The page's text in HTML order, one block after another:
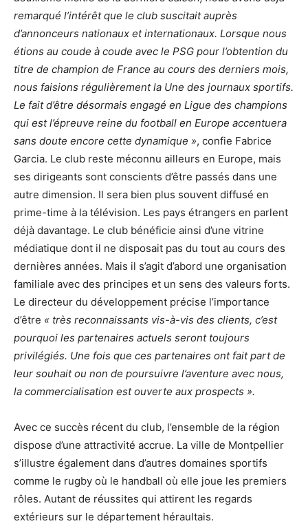
remarqué l’intérêt que le club suscitait auprès
d’annonceurs nationaux et internationaux. Lorsque nous
étions au coude à coude avec le PSG pour l’obtention du
titre de champion de France au cours des derniers mois,
nous faisions régulièrement la Une des journaux sportifs.
Le fait d’être désormais engagé en Ligue des champions
qui est l’épreuve reine du football en Europe accentuera
sans doute encore cette dynamique », confie Fabrice
Garcia. Le club reste méconnu ailleurs en Europe, mais
ses dirigeants sont conscients d’être passés dans une
autre dimension. Il sera bien plus souvent diffusé en
prime-time à la télévision. Les pays étrangers en parlent
déjà davantage. Le club bénéficie ainsi d’une vitrine
médiatique dont il ne disposait pas du tout au cours des
dernières années. Mais il s’agit d’abord une organisation
familiale avec des principes et un sens des valeurs forts.
Le directeur du développement précise l’importance
d’être « très reconnaissants vis-à-vis des clients, c’est
pourquoi les partenaires actuels seront toujours
privilégiés. Une fois que ces partenaires ont fait part de
leur souhait ou non de poursuivre l’aventure avec nous,
la commercialisation est ouverte aux prospects ».
Avec ce succès récent du club, l’ensemble de la région
dispose d’une attractivité accrue. La ville de Montpellier
s’illustre également dans d’autres domaines sportifs
comme le rugby où le handball où elle joue les premiers
rôles. Autant de réussites qui attirent les regards
extérieurs sur le département héraultais.